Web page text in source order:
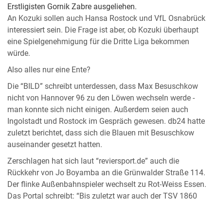
Erstligisten Gornik Zabre ausgeliehen.
An Kozuki sollen auch Hansa Rostock und VfL Osnabrück
interessiert sein. Die Frage ist aber, ob Kozuki überhaupt
eine Spielgenehmigung für die Dritte Liga bekommen
würde.
Also alles nur eine Ente?
Die “BILD” schreibt unterdessen, dass Max Besuschkow
nicht von Hannover 96 zu den Löwen wechseln werde -
man konnte sich nicht einigen. Außerdem seien auch
Ingolstadt und Rostock im Gespräch gewesen. db24 hatte
zuletzt berichtet, dass sich die Blauen mit Besuschkow
auseinander gesetzt hatten.
Zerschlagen hat sich laut “reviersport.de” auch die
Rückkehr von Jo Boyamba an die Grünwalder Straße 114.
Der flinke Außenbahnspieler wechselt zu Rot-Weiss Essen.
Das Portal schreibt: “Bis zuletzt war auch der TSV 1860